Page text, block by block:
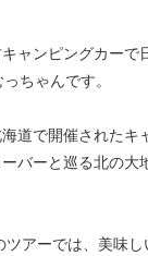
ャンピングカーで
ちゃんです。
道で開催されたキ
バーと巡る北の大
アーでは、美味